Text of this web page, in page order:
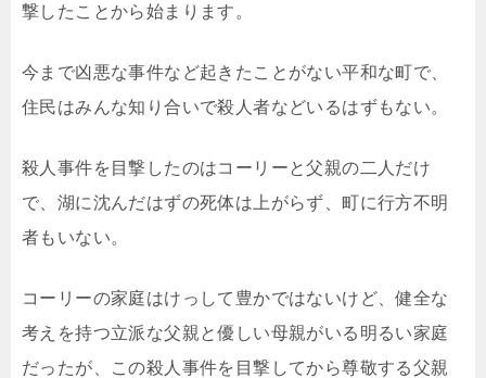
撃したことから始まります。
今まで凶悪な事件など起きたことがない平和な町で、
住民はみんな知り合いで殺人者などいるはずもない。
殺人事件を目撃したのはコーリーと父親の二人だけ
で、湖に沈んだはずの死体は上がらず、町に行方不明
者もいない。
コーリーの家庭はけっして豊かではないけど、健全な
考えを持つ立派な父親と優しい母親がいる明るい家庭
だったが、この殺人事件を目撃してから尊敬する父親